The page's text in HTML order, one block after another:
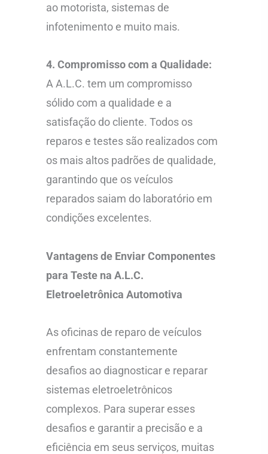
ao motorista, sistemas de
infotenimento e muito mais.
4. Compromisso com a Qualidade:
A A.L.C. tem um compromisso
sólido com a qualidade e a
satisfação do cliente. Todos os
reparos e testes são realizados com
os mais altos padrões de qualidade,
garantindo que os veículos
reparados saiam do laboratório em
condições excelentes.
Vantagens de Enviar Componentes
para Teste na A.L.C.
Eletroeletrônica Automotiva
As oficinas de reparo de veículos
enfrentam constantemente
desafios ao diagnosticar e reparar
sistemas eletroeletrônicos
complexos. Para superar esses
desafios e garantir a precisão e a
eficiência em seus serviços, muitas